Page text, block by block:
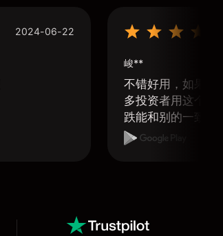
2024-06-22
峻**
不错好用，如果可
多投资者用这个软
跌能和别的一致那